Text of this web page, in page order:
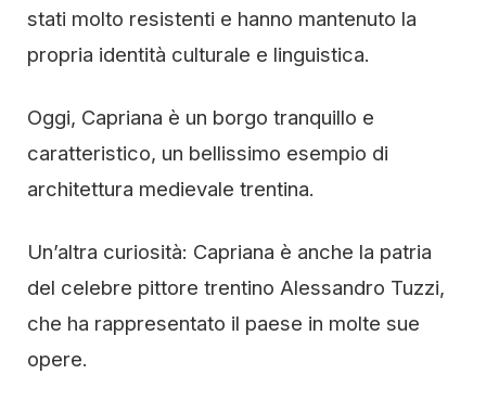
stati molto resistenti e hanno mantenuto la
propria identità culturale e linguistica.
Oggi, Capriana è un borgo tranquillo e
caratteristico, un bellissimo esempio di
architettura medievale trentina.
Un’altra curiosità: Capriana è anche la patria
del celebre pittore trentino Alessandro Tuzzi,
che ha rappresentato il paese in molte sue
opere.